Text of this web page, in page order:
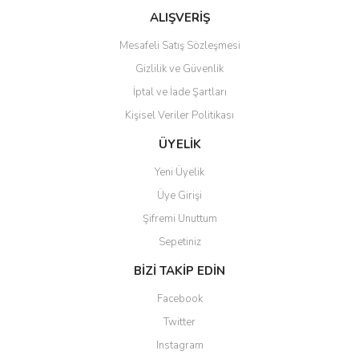
Gönder
ALIŞVERİŞ
Mesafeli Satış Sözleşmesi
Gizlilik ve Güvenlik
İptal ve İade Şartları
Kişisel Veriler Politikası
ÜYELİK
Yeni Üyelik
Üye Girişi
Şifremi Unuttum
Sepetiniz
BİZİ TAKİP EDİN
Facebook
Twitter
Instagram